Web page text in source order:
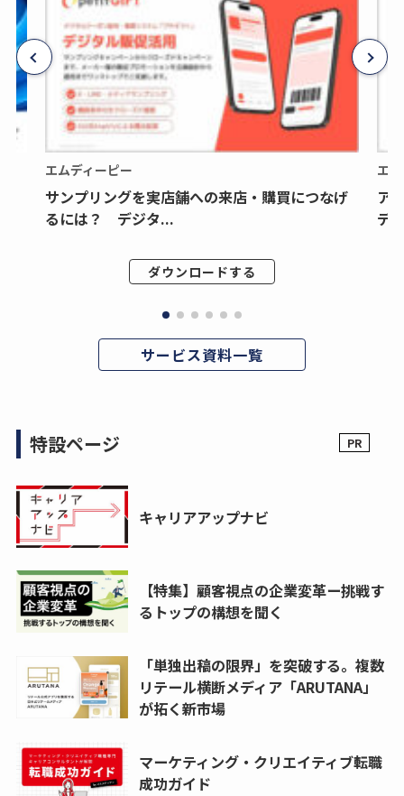
エムディーピー
サンプリングを実店舗への来店・購買につなげ
るには？ デジタ...
ダウンロードする
エ
ア
デ
サービス資料一覧
特設ページ
キャリアアップナビ
【特集】顧客視点の企業変革ー挑戦す
るトップの構想を聞く
「単独出稿の限界」を突破する。複数
リテール横断メディア「ARUTANA」
が拓く新市場
マーケティング・クリエイティブ転職
成功ガイド